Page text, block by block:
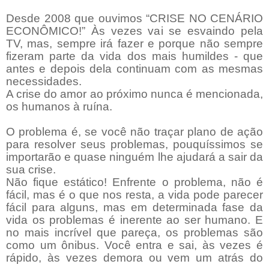
Desde 2008 que ouvimos “CRISE NO CENÁRIO
ECONÔMICO!” Às vezes vai se esvaindo pela
TV, mas, sempre irá fazer e porque não sempre
fizeram parte da vida dos mais humildes - que
antes e depois dela continuam com as mesmas
necessidades.
A crise do amor ao próximo nunca é mencionada,
os humanos à ruína.
O problema é, se você não traçar plano de ação
para resolver seus problemas, pouquíssimos se
importarão e quase ninguém lhe ajudará a sair da
sua crise.
Não fique estático! Enfrente o problema, não é
fácil, mas é o que nos resta, a vida pode parecer
fácil para alguns, mas em determinada fase da
vida os problemas é inerente ao ser humano. E
no mais incrível que pareça, os problemas são
como um ônibus. Você entra e sai, às vezes é
rápido, às vezes demora ou vem um atrás do